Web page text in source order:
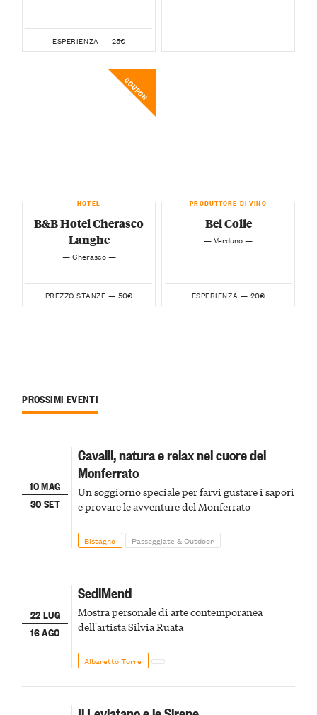
ESPERIENZA — 25€
COUPON
HOTEL
B&B Hotel Cherasco
Langhe
— Cherasco —
PREZZO STANZE — 50€
PRODUTTORE DI VINO
Bel Colle
— Verduno —
ESPERIENZA — 20€
PROSSIMI EVENTI
10 MAG
30 SET
Cavalli, natura e relax nel cuore del
Monferrato
Un soggiorno speciale per farvi gustare i sapori
e provare le avventure del Monferrato
Bistagno Passeggiate & Outdoor
22 LUG
16 AGO
SediMenti
Mostra personale di arte contemporanea
dell'artista Silvia Ruata
Albaretto Torre